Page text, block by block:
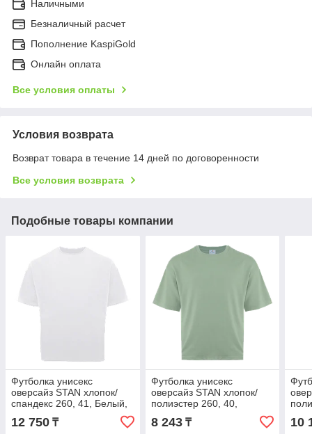
Наличными
Безналичный расчет
Пополнение KaspiGold
Онлайн оплата
Все условия оплаты
Условия возврата
Возврат товара в течение 14 дней по договоренности
Все условия возврата
Подобные товары компании
Футболка унисекс
оверсайз STAN хлопок/
спандекс 260, 41, Белый,
(10/1) (44/XS)
12 750 ₸
Футболка унисекс
оверсайз STAN хлопок/
полиэстер 260, 40,
Светло-оливковый, (136)
(48/M)
8 243₸ 10